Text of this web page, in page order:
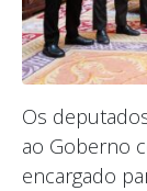
Os
ao Goberno
encargado